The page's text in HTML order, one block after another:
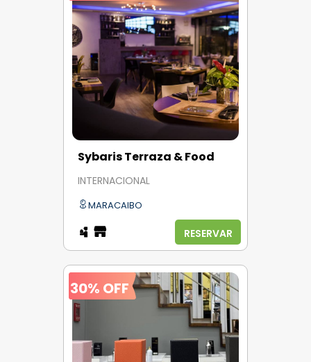
Sybaris Terraza & Food
INTERNACIONAL
MARACAIBO
RESERVAR
30% OFF